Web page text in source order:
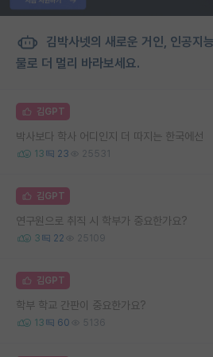
김박사넷의 새로운 거인, 인공지
물로 더 멀리 바라보세요.
김GPT
박사보다 학사 어디인지 더 따지는 한국에선
13 23 25531
김GPT
연구원으로 취직 시 학부가 중요한가요?
3 22 25109
김GPT
학부 학교 간판이 중요한가요?
13 60 5136